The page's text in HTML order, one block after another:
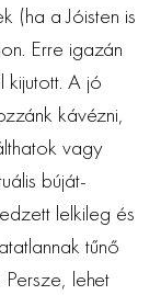
(ha a Jóisten is
Erre igazán
kijutott. A jó
kávézni,
vagy
búját-
lelkileg és
tűnő
lehet